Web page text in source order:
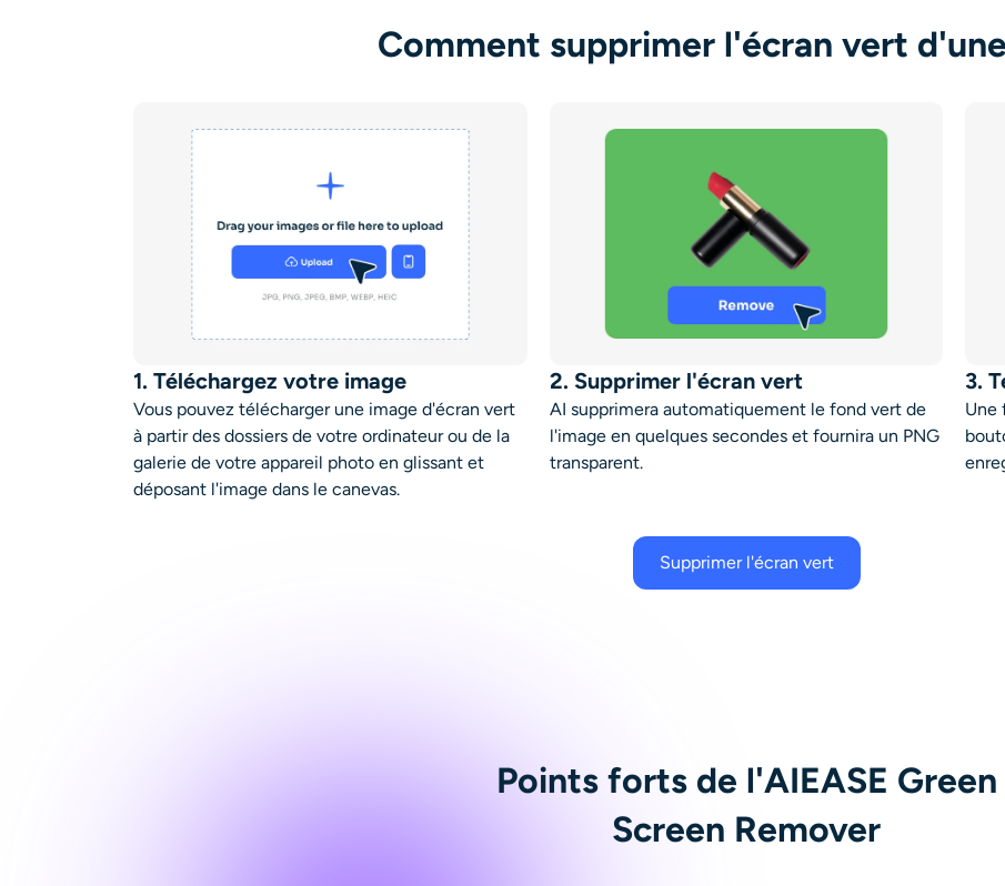
Comment supprimer l'écran vert
1. Téléchargez votre image
Vous pouvez télécharger une image d'écran vert
à partir des dossiers de votre ordinateur ou de la
galerie de votre appareil photo en glissant et
déposant l'image dans le canevas.
2. Supprimer l'écran vert
AI supprimera automatiquement le fond vert de
l'image en quelques secondes et fournira un PNG
transparent.
3.
Une
Supprimer l'écran vert
Points forts de l'AIEASE Green
Screen Remover